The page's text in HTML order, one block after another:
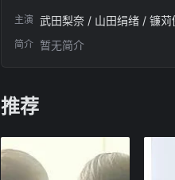
主演 武田梨奈 / 山田绢绪 / 镰
简介 暂无简介
推荐